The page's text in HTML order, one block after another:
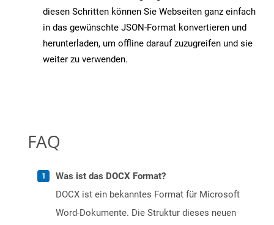
diesen Schritten können Sie Webseiten ganz einfach
in das gewünschte JSON-Format konvertieren und
herunterladen, um offline darauf zuzugreifen und sie
weiter zu verwenden.
FAQ
Was ist das DOCX Format?
DOCX ist ein bekanntes Format für Microsoft
Word-Dokumente. Die Struktur dieses neuen